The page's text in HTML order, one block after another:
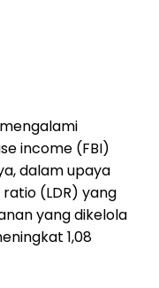
income (FBI)
dalam upaya
(LDR) yang
yang dikelola
1,08